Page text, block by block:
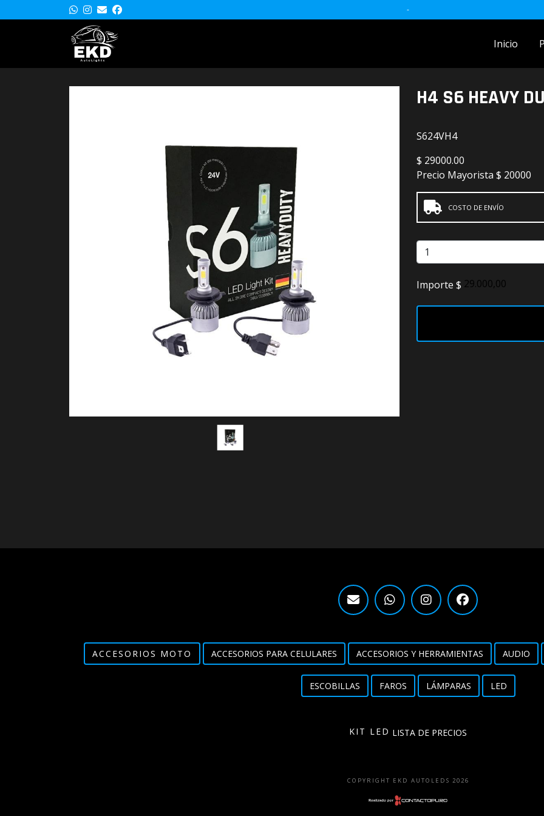
-
Inicio
accesorios para celulares
Accesorios y herramientas
Audio
Barras
Detailing
Escobillas
Faros
Lámparas
H4 S6 HEAVY
S624VH4
$ 29000.00
Precio Mayorista $ 20000
COSTO DE ENVÍO
Importe $
ACCESORIOS MOTO ACCESORIOS PARA CELULARES ACCESORIOS Y HERRAMIENTAS AUDIO
ESCOBILLAS FAROS LÁMPARAS LED
KIT LED LISTA DE PRECIOS
COPYRIGHT EKD AUTOLEDS 2026